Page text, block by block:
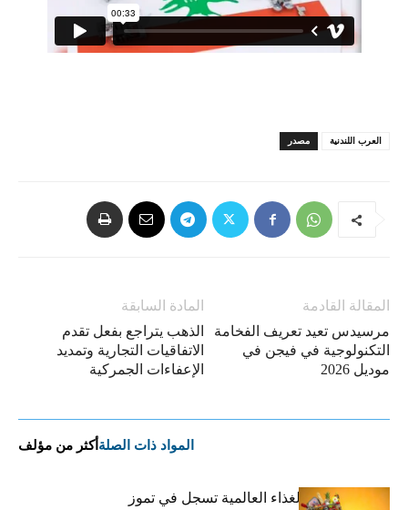
مصدر العرب اللندنية
المادة السابقة
الذهب يتراجع بفعل تقدم
الاتفاقيات التجارية وتمديد
الإعفاءات الجمركية
المقالة القادمة
مرسيدس تعيد تعريف الفخامة
التكنولوجية في فيجن في
موديل 2026
المواد ذات الصلة أكثر من مؤلف
“الفاو”: أسعار الغذاء العالمية تسجل في تموز